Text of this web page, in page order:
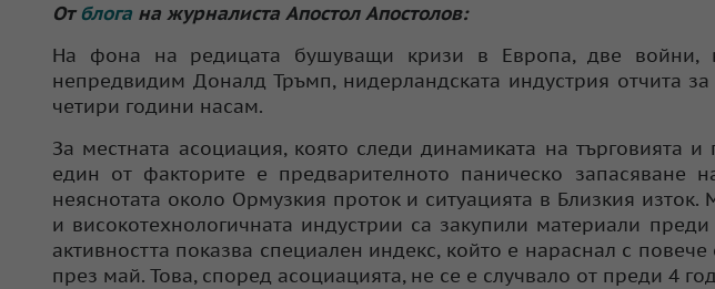
От блога на журналиста Апостол Апостолов:
На фона на редицата бушуващи кризи в Европа, две войни,
непредвидим Доналд Тръмп, нидерландската индустрия отчита
четири години насам.
За местната асоциация, която следи динамиката на търговията
един от факторите е предварителното паническо запасяване
неяснотата около Ормузкия проток и ситуацията в Близкия
и високотехнологичната индустрии са закупили материали
активността показва специален индекс, който е нараснал с
през май. Това, според асоциацията, не се е случвало от преди 4